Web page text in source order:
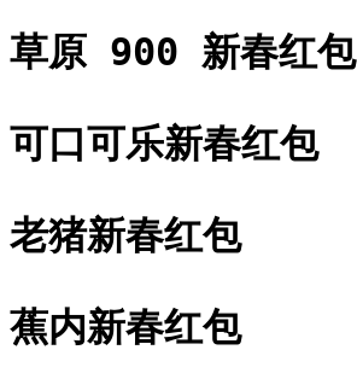
草原 900 新春红包
可口可乐新春红包
老猪新春红包
蕉内新春红包